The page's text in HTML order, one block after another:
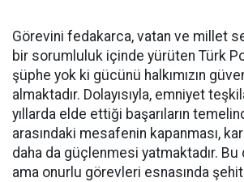
Görevini fedakarca, vatan ve millet
bir sorumluluk içinde yürüten Türk
şüphe yok ki gücünü halkımızın
almaktadır. Dolayısıyla, emniyet
yıllarda elde ettiği başarıların
arasındaki mesafenin kapanması,
daha da güçlenmesi yatmaktadır. Bu
ama onurlu görevleri esnasında